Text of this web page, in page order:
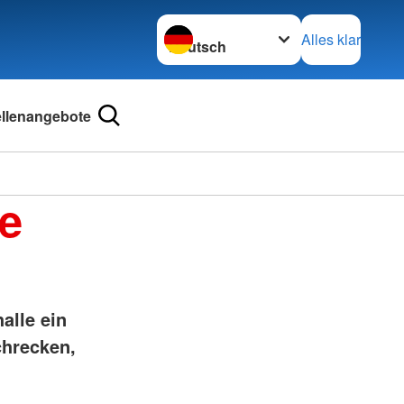
Sprache wechseln zu
Alles klar
ein